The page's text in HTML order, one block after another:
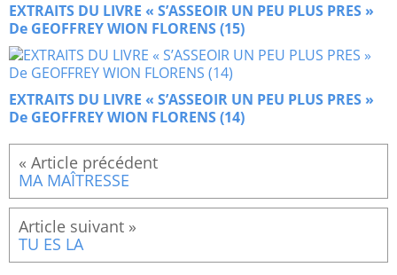
EXTRAITS DU LIVRE « S’ASSEOIR UN PEU PLUS PRES »
De GEOFFREY WION FLORENS (15)
EXTRAITS DU LIVRE « S’ASSEOIR UN PEU PLUS PRES »
De GEOFFREY WION FLORENS (14)
MA MAÎTRESSE
TU ES LA